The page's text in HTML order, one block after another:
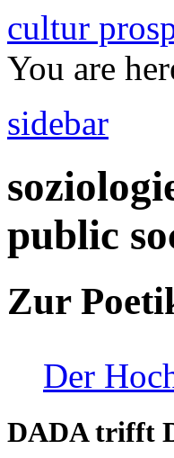
cultur
You are
sidebar
public
Zur
Der
DADA trifft